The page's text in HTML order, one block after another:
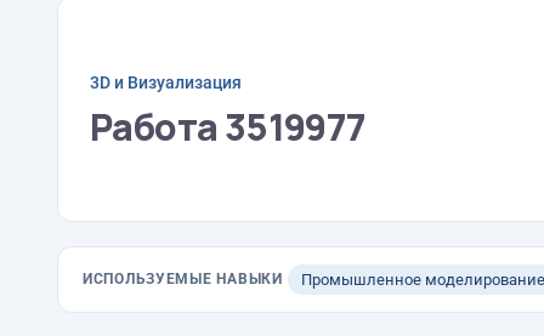
3D и Визуализация
Работа 3519977
ИСПОЛЬЗУЕМЫЕ НАВЫКИ Промышленное моделирование